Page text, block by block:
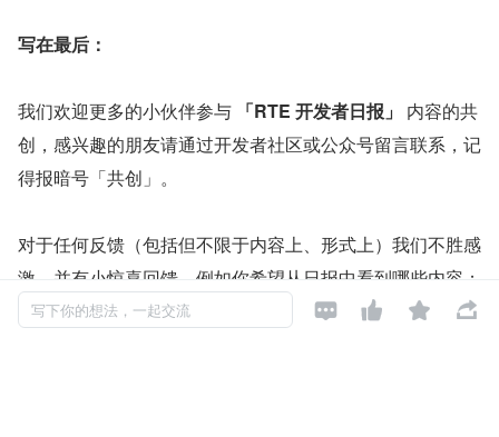
写在最后：
我们欢迎更多的小伙伴参与 「RTE 开发者日报」
内容的共
创，感兴趣的朋友请通过开发者社区或公众号留言联系，记
得报暗号「共创」。
对于任何反馈（包括但不限于内容上、形式上）我们不胜感
激、并有小惊喜回馈，例如你希望从日报中看到哪些内容；
自己推荐的信源、项目、话题、活动等；或者列举几个你喜
写下你的想法，一起交流    